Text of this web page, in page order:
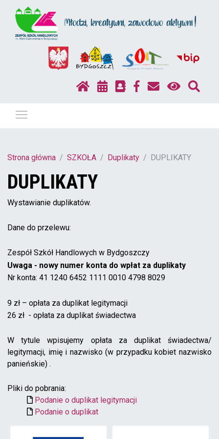
Strona główna SZKOŁA Duplikaty DUPLIKATY
DUPLIKATY
Wystawianie duplikatów.
Dane do przelewu:
Zespół Szkół Handlowych w Bydgoszczy
Uwaga - nowy numer konta do wpłat za duplikaty
Nr konta: 41 1240 6452 1111 0010 4798 8029
9 zł – opłata za duplikat legitymacji
26 zł - opłata za duplikat świadectwa
W tytule wpisujemy opłata za duplikat świadectwa/
legitymacji, imię i nazwisko (w przypadku kobiet nazwisko
panieńskie) .
Pliki do pobrania:
Podanie o duplikat legitymacji
Podanie o duplikat